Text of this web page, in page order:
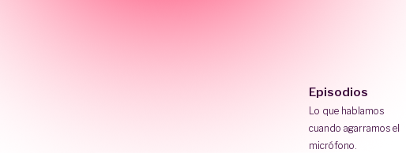
Episodios
Lo que hablamos
cuando agarramos el
micrófono.